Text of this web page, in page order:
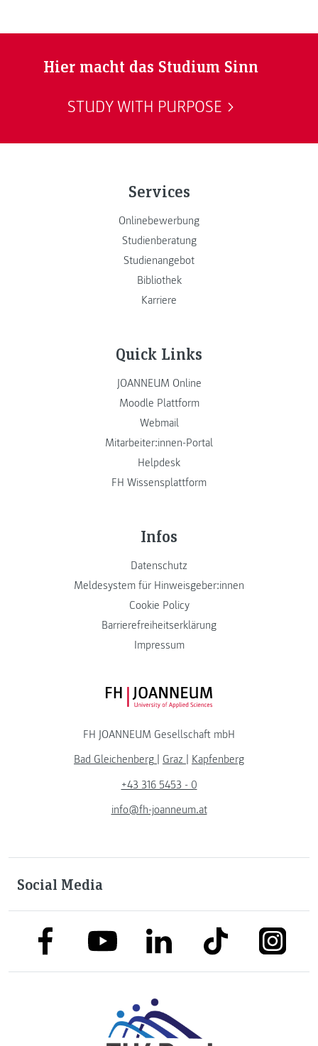
Hier macht das Studium Sinn
STUDY WITH PURPOSE
Services
Onlinebewerbung
Studienberatung
Studienangebot
Bibliothek
Karriere
Quick Links
JOANNEUM Online
Moodle Plattform
Webmail
Mitarbeiter:innen-Portal
Helpdesk
FH Wissensplattform
Infos
Datenschutz
Meldesystem für Hinweisgeber:innen
Cookie Policy
Barrierefreiheitserklärung
Impressum
FH JOANNEUM Logo
FH JOANNEUM Gesellschaft mbH
Bad Gleichenberg
Graz
Kapfenberg
+43 316 5453 - 0
info@fh-joanneum.at
Social Media
link to facebooklink to youtubelink to linkedinlink to tiktok